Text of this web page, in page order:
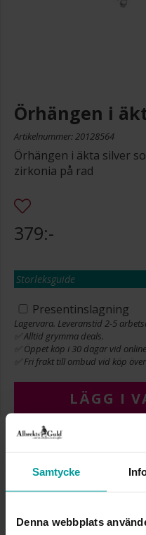
Samtycke
Denna webbplats
Örhängen i
Artikelnummer: 20128564
Örhängen i äkta silver
zirkonia på rad
379:-
Storleksguide
Presentinslagning
Lagervara. Leveranstid 2-5
✅ Alltid grymma deals.
✅ Öppet köp i 30 dagar vid
✅ Fri frakt till ombud vid köp
LÄGG I
BREDD CA (MM)
VARUMÄRKE